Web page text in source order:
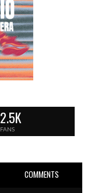
2.5K
FANS
COMMENTS